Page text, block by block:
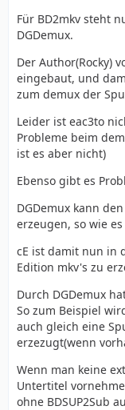
Für BD2mkv steht
DGDemux.
Der Author(Rocky)
eingebaut, und
zum demux der
Leider ist eac3to
Probleme beim
ist es aber nicht)
Ebenso gibt es
DGDemux kann
erzeugen, so wie
cE ist damit nun in
Edition mkv's zu
Durch DGDemux
So zum Beispiel
auch gleich eine
erzezugt(wenn
Wenn man keine
Untertitel
ohne BDSUP2Sub